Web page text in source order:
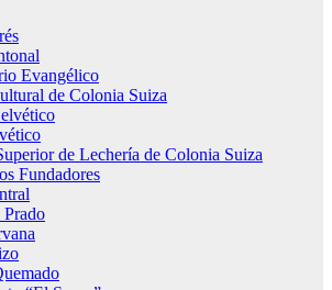
Evangélico
de Colonia Suiza
de Lechería de Colonia Suiza
Fundadores